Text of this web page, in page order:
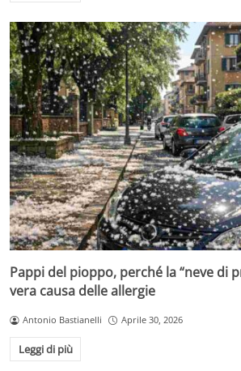
Pappi del pioppo, perché la “neve di
vera causa delle allergie
Antonio Bastianelli Aprile 30, 2026
Leggi di più